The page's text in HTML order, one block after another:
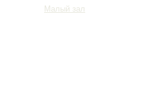
Малый зал